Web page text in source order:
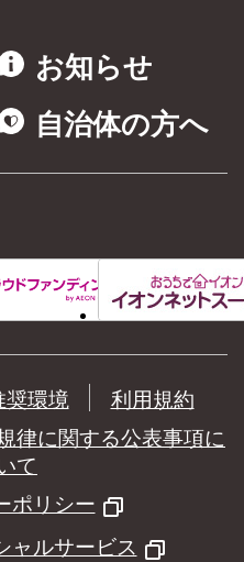
お知らせ
自治体の方へ
奨環境
利用規約
律に関する公表事項に
て
ポリシー
ャルサービス